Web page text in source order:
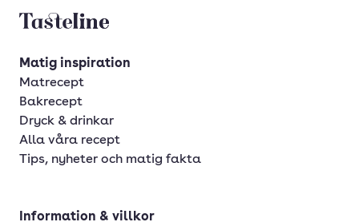
Tasteline startsida
Matig inspiration
Matrecept
Bakrecept
Dryck & drinkar
Alla våra recept
Tips, nyheter och matig fakta
Information & villkor